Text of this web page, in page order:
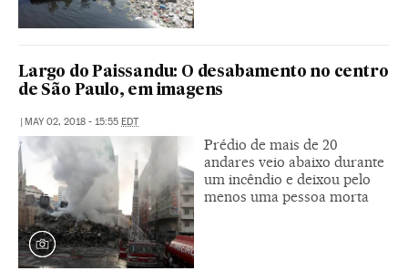
Largo do Paissandu: O desabamento no centro
de São Paulo, em imagens
| MAY 02, 2018 - 15:55 EDT
Prédio de mais de 20
andares veio abaixo durante
um incêndio e deixou pelo
menos uma pessoa morta